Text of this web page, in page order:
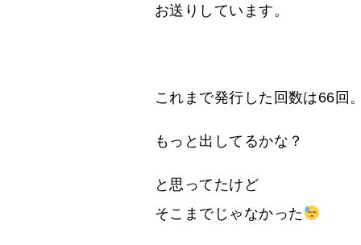
お送りしています。
これまで発行した回数は66回
もっと出してるかな？
と思ってたけど
そこまでじゃなかった